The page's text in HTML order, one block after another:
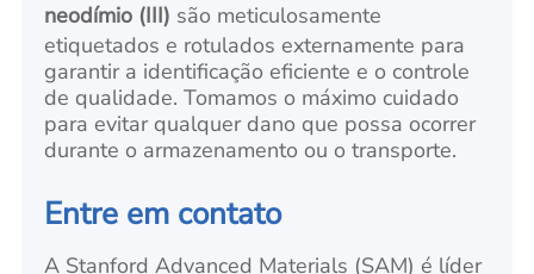
neodímio (III) são meticulosamente
etiquetados e rotulados externamente para
garantir a identificação eficiente e o controle
de qualidade. Tomamos o máximo cuidado
para evitar qualquer dano que possa ocorrer
durante o armazenamento ou o transporte.
Entre em contato
A Stanford Advanced Materials (SAM) é líder